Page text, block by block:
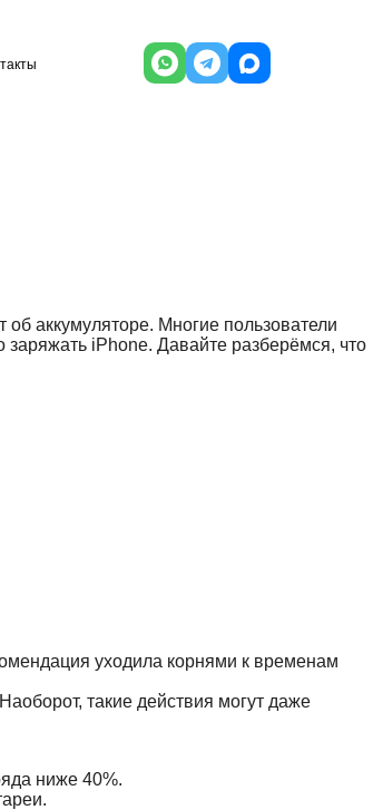
аккумуляторе. Многие пользователи
iPhone. Давайте разберёмся, что
уходила корнями к временам
такие действия могут даже
ниже 40%.